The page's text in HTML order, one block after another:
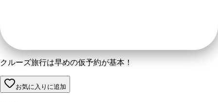
クルーズ旅行は早めの仮予約が基本！
お気に入りに追加